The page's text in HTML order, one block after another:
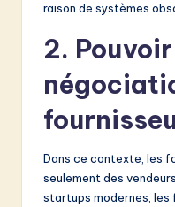
raison de systèmes
2.
Dans ce contexte, les
seulement des
startups modernes, les